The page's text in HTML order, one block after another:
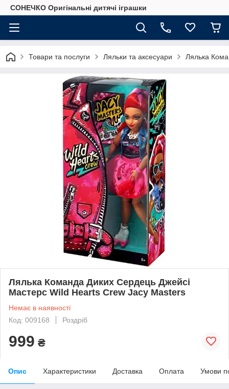
СОНЕЧКО Оригінальні дитячі іграшки
Товари та послуги Ляльки та аксесуари Лялька
Лялька Команда Диких Сердець Джейсі
Мастерс Wild Hearts Crew Jacy Masters
Немає в наявності
Код: 009168
Роздріб
999 ₴
Опис Характеристики Доставка Оплата Умови